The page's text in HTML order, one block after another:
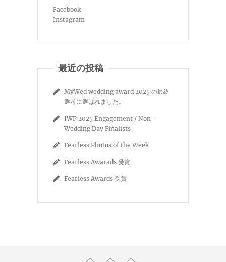
Facebook
Instagram
最近の投稿
MyWed wedding award 2025 の最終
選考に選ばれました。
IWP 2025 Engagement / Non-
Wedding Day Finalists
Fearless Photos of the Week
Fearless Awarads 受賞
Fearless Awards 受賞